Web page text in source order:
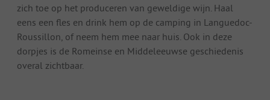
zich toe op het produceren van geweldige wijn. Haal
eens een fles en drink hem op de camping in Languedoc-
Roussillon, of neem hem mee naar huis. Ook in deze
dorpjes is de Romeinse en Middeleeuwse geschiedenis
overal zichtbaar.